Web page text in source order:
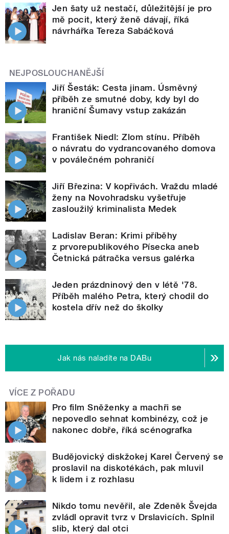
Jen šaty už nestačí, důležitější je pro
mě pocit, který ženě dávají, říká
návrhářka Tereza Sabáčková
NEJPOSLOUCHANĚJŠÍ
Jiří Šesták: Cesta jinam. Úsměvný
příběh ze smutné doby, kdy byl do
hraniční Šumavy vstup zakázán
František Niedl: Zlom stínu. Příběh
o návratu do vydrancovaného domova
v poválečném pohraničí
Jiří Březina: V kopřivách. Vraždu mladé
ženy na Novohradsku vyšetřuje
zasloužilý kriminalista Medek
Ladislav Beran: Krimi příběhy
z prvorepublikového Písecka aneb
Četnická pátračka versus galérka
Jeden prázdninový den v létě '78.
Příběh malého Petra, který chodil do
kostela dřív než do školky
Jak nás naladíte na DABu
VÍCE Z POŘADU
Pro film Sněženky a machři se
nepovedlo sehnat kombinézy, což je
nakonec dobře, říká scénografka
Budějovický diskžokej Karel Červený se
proslavil na diskotékách, pak mluvil
k lidem i z rozhlasu
Nikdo tomu nevěřil, ale Zdeněk Švejda
zvládl opravit tvrz v Drslavicích. Splnil
slib, který dal otci